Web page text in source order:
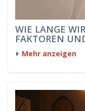
WIE LANGE
FAKTOREN
Mehr anzeigen